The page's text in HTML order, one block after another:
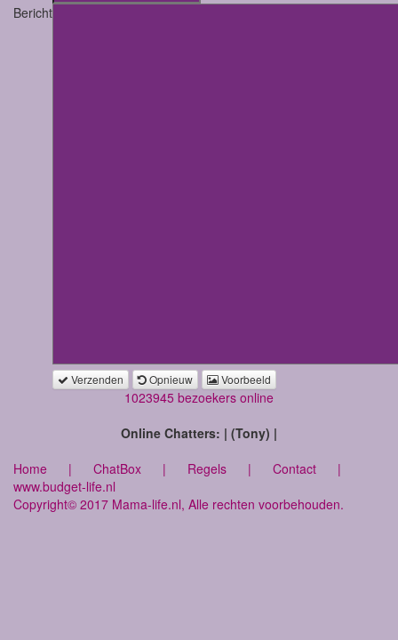
Bericht
Verzenden Opnieuw Voorbeeld
1023945 bezoekers online
Online Chatters: | (Tony) |
Home | ChatBox | Regels | Contact |
www.budget-life.nl
Copyright© 2017 Mama-life.nl, Alle rechten voorbehouden.